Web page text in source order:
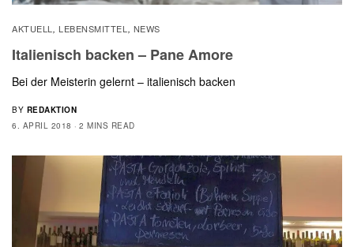
AKTUELL, LEBENSMITTEL, NEWS
Italienisch backen – Pane Amore
Bei der Meisterin gelernt – italienisch backen
BY REDAKTION
6. APRIL 2018
2 MINS READ